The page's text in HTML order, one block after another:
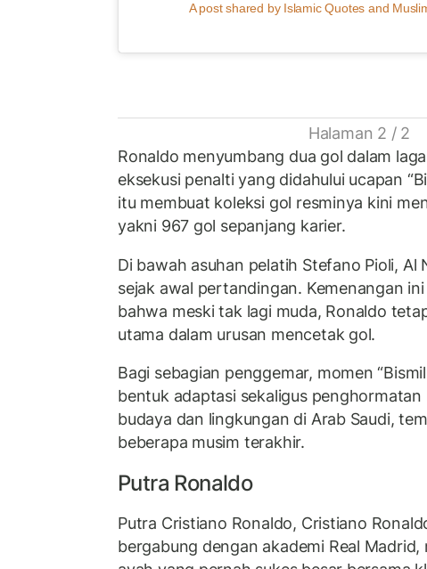
A post shared by Islamic Quotes and
Halaman 2 / 2
Ronaldo menyumbang dua gol dalam
eksekusi penalti yang didahului ucapan
itu membuat koleksi gol resminya kini
yakni 967 gol sepanjang karier.
Di bawah asuhan pelatih Stefano Pioli, Al
sejak awal pertandingan. Kemenangan
bahwa meski tak lagi muda, Ronaldo
utama dalam urusan mencetak gol.
Bagi sebagian penggemar, momen
bentuk adaptasi sekaligus
budaya dan lingkungan di Arab Saudi,
beberapa musim terakhir.
Putra Ronaldo
Putra Cristiano Ronaldo, Cristiano
bergabung dengan akademi Real Madrid,